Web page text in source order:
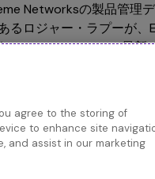
Networksの製品管理
るロジャー・ラプーが
、Extreme Fabricの最新
ネスニーズにどのように
世代のファブリックがど
を主導する立場にある方
、このセッションでは
を理解するための実践的
agree to the storing of
to enhance site
and assist in our marketing